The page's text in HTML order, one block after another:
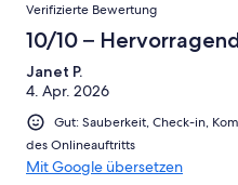
Verifizierte Bewertung
10/10 –
Janet P.
4. Apr. 2026
Gut: Sauberkeit, Check-in,
des Onlineauftritts
Mit Google übersetzen